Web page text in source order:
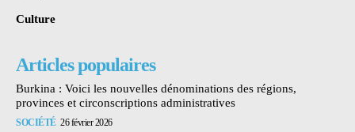
Culture
Articles populaires
Burkina : Voici les nouvelles dénominations des régions,
provinces et circonscriptions administratives
SOCIÉTÉ 26 février 2026